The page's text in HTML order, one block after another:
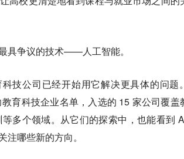
具争议的技术——人工智能。
技公司已经开始用它解决更具体的问题
育科技企业名单，入选的 15 家公司覆盖
多个领域。从它们的探索中，也能看到
哪些新的方向。